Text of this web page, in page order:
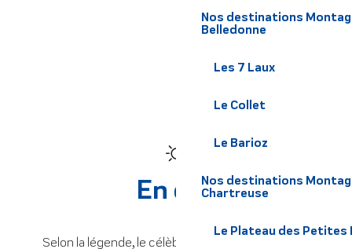
Nos destinations
Belledonne
Les 7 Laux
Le Collet
Le Barioz
Nos destinations
Chartreuse
Le Plateau des Petites
En été
Selon la légende, le célèbre géant Gargantua